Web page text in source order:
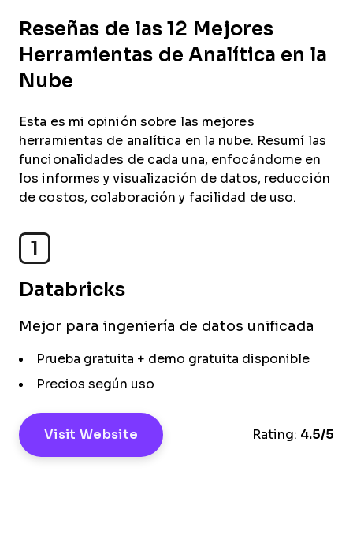
Reseñas de las 12 Mejores
Herramientas de Analítica en la
Nube
Esta es mi opinión sobre las mejores
herramientas de analítica en la nube. Resumí las
funcionalidades de cada una, enfocándome en
los informes y visualización de datos, reducción
de costos, colaboración y facilidad de uso.
1
Databricks
Mejor para ingeniería de datos unificada
Prueba gratuita + demo gratuita disponible
Precios según uso
Visit Website Rating: 4.5/5